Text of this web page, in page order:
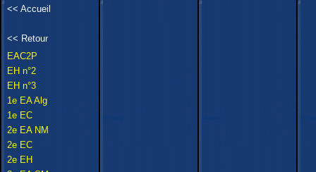
<< Accueil
<< Retour
EAC2P
EH n°2
EH n°3
1e EA Alg
1e EC
2e EA NM
2e EC
2e EH